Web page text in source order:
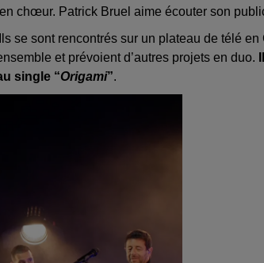
chœur. Patrick Bruel aime écouter son
se sont rencontrés sur un plateau de télé en
et prévoient d’autres projets en duo.
single “Origami”.